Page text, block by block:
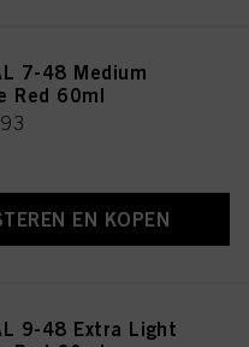
7-48 Medium
Red 60ml
EN KOPEN
9-48 Extra Light